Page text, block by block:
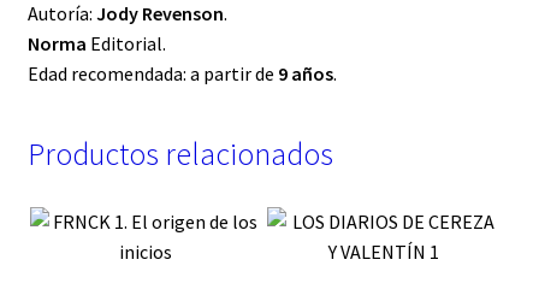
Autoría: Jody Revenson.
Norma Editorial.
Edad recomendada: a partir de 9 años.
Productos relacionados